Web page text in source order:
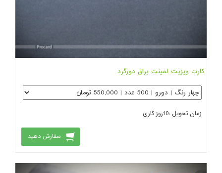
کارت ویزیت لمینت براق دورگرد
زمان تحویل :10روز کاری
سفارش دهید